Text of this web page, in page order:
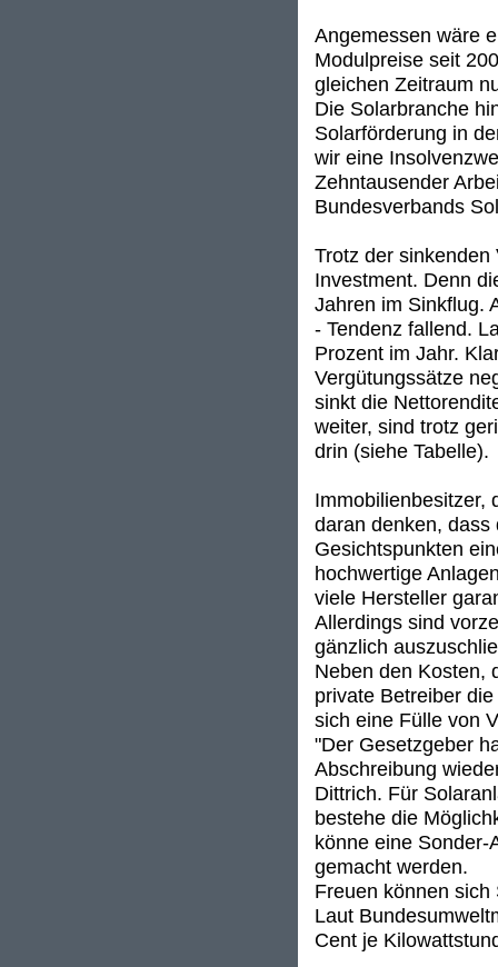
Angemessen wäre
Modulpreise seit
gleichen Zeitraum
Die Solarbranche
Solarförderung in
wir eine
Zehntausender
Bundesverbands
Trotz der
Investment. Denn
Jahren im Sinkflug.
- Tendenz fallend.
Prozent im Jahr.
Vergütungssätze
sinkt die
weiter, sind trotz
drin (siehe Tabelle).
Immobilienbesitzer,
daran denken,
Gesichtspunkten
hochwertige
viele Hersteller
Allerdings sind
gänzlich
Neben den Kosten,
private Betreiber
sich eine Fülle von
"Der Gesetzgeber
Abschreibung
Dittrich. Für
bestehe die
könne eine Sonder-
gemacht werden.
Freuen können
Laut
Cent je